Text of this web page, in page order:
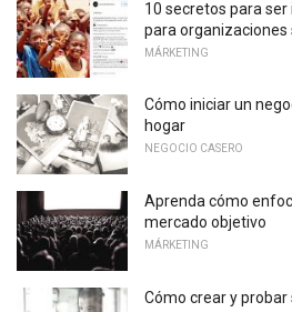
10 secretos para
para organizaciones
MÁRKETING
Cómo iniciar un
hogar
NEGOCIO CASERO
Aprenda cómo
mercado objetivo
MÁRKETING
Cómo crear y